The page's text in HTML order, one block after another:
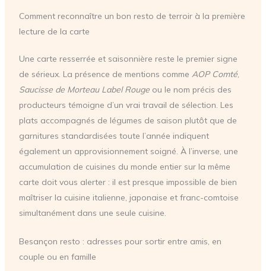
Comment reconnaître un bon resto de terroir à la première
lecture de la carte
Une carte resserrée et saisonnière reste le premier signe
de sérieux. La présence de mentions comme AOP Comté,
Saucisse de Morteau Label Rougeou le nom précis des
producteurs témoigne d’un vrai travail de sélection. Les
plats accompagnés de légumes de saison plutôt que de
garnitures standardisées toute l’année indiquent
également un approvisionnement soigné. À l’inverse, une
accumulation de cuisines du monde entier sur la même
carte doit vous alerter : il est presque impossible de bien
maîtriser la cuisine italienne, japonaise et franc-comtoise
simultanément dans une seule cuisine.
Besançon resto : adresses pour sortir entre amis, en
couple ou en famille